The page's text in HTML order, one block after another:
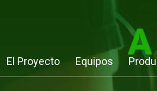
El Proyecto Equipos